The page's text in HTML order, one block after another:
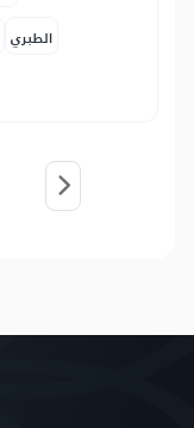
الطبري